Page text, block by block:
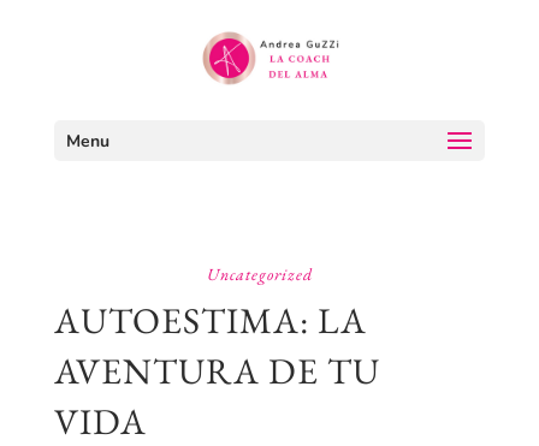
Menu
Uncategorized
AUTOESTIMA: LA
AVENTURA DE TU
VIDA